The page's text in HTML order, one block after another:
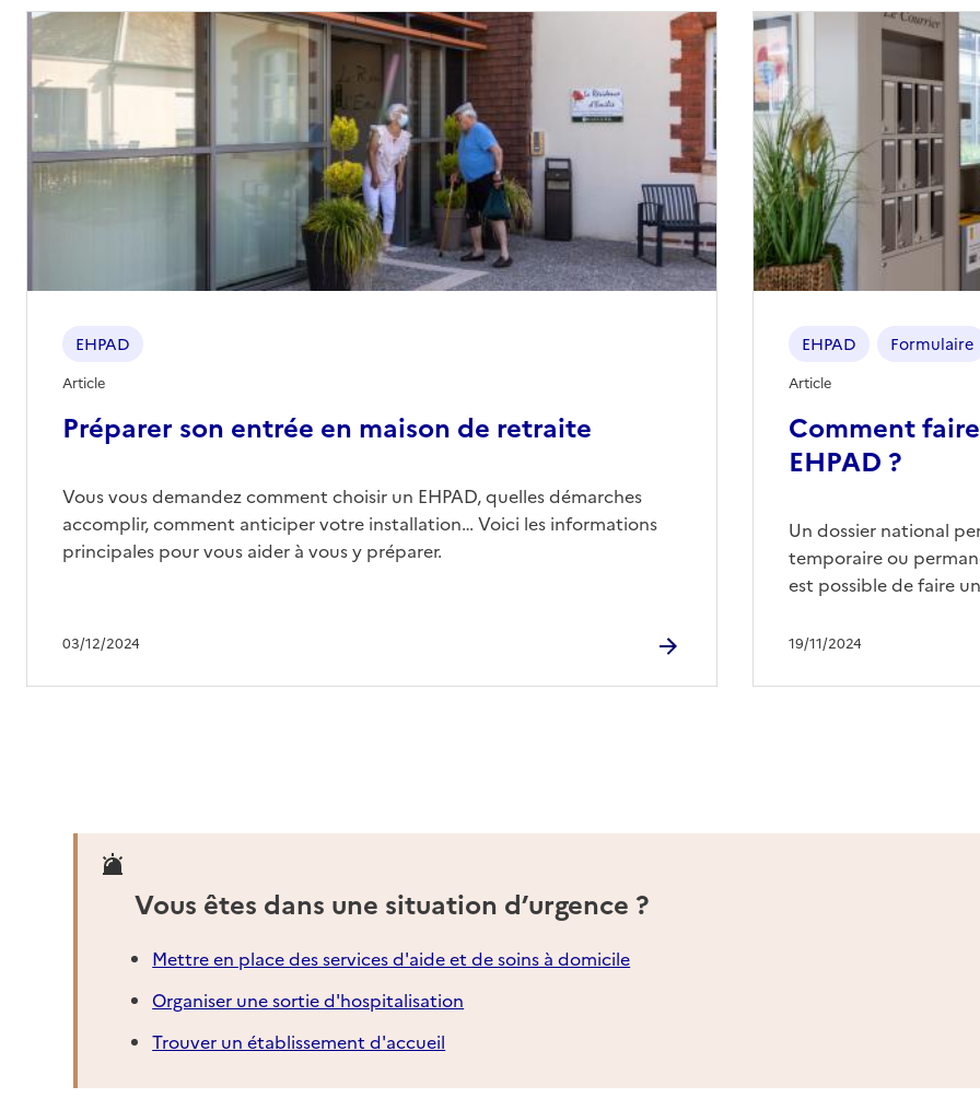
Adresse
25 rue de l'Engelbreit
Strasbourg
03 88 30 44 04
Contact
Site internet
Rapport HAS
Source des données : Finess n° 670787852
Adresse
21 rue Horace
67000-
03 88 30 27 00
Site internet
Rapport HAS
Voir les prix et prestations
EHPAD Bartischgut
Adresse
Rapport HAS
Voir les prix et prestations
Source des données : Finess n° 670791276
Résidence Laury-Munch-Neuhof
8 rue du Moulin-à-Porcelaine
Strasbourg
Préparer son entrée en maison de retraite
03/12/2024
EHPAD
Article
Vous vous demandez comment choisir un EHPAD, quelles démarches
accomplir, comment anticiper votre installation… Voici les informations
principales pour vous aider à vous y préparer.
Comment
EHPAD ?
19/11/2024
EHPAD Formulaire
Article
Un dossier national
temporaire ou
est possible de faire
Vous êtes dans une situation d’urgence ?
Mettre en place des services d'aide et de soins à domicile
Organiser une sortie d'hospitalisation
Trouver un établissement d'accueil